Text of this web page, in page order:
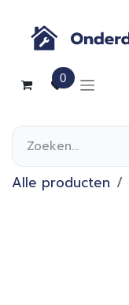
0
Alle producten